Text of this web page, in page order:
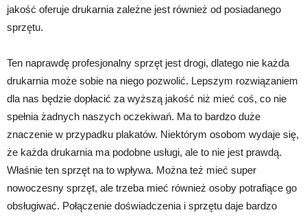
jakość oferuje drukarnia zależne jest również od posiadanego
sprzętu.
Ten naprawdę profesjonalny sprzęt jest drogi, dlatego nie każda
drukarnia może sobie na niego pozwolić. Lepszym rozwiązaniem
dla nas będzie dopłacić za wyższą jakość niż mieć coś, co nie
spełnia żadnych naszych oczekiwań. Ma to bardzo duże
znaczenie w przypadku plakatów. Niektórym osobom wydaje się,
że każda drukarnia ma podobne usługi, ale to nie jest prawdą.
Właśnie ten sprzęt na to wpływa. Można też mieć super
nowoczesny sprzęt, ale trzeba mieć również osoby potrafiące go
obsługiwać. Połączenie doświadczenia i sprzętu daje bardzo